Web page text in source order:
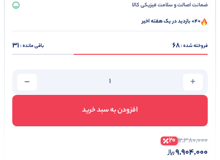
ضمانت اصالت و سلامت فیزیکی کالا
40+ بازدید در یک هفته اخیر
فروخته شده :68 باقی مانده :31
افزودن به سبد خرید
12,380,000
20
9,904,000